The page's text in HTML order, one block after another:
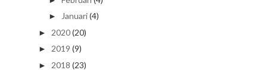
► Januari(4)
► 2020(20)
► 2019 (9)
► 2018 (23)